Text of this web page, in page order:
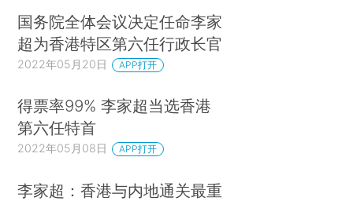
国务院全体会议决定任命李家
超为香港特区第六任行政长官
2022年05月20日 APP打开
得票率99% 李家超当选香港
第六任特首
2022年05月08日 APP打开
李家超：香港与内地通关最重